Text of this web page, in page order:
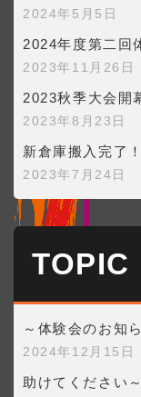
2024年5月5日
2024年度第二回
2023年11月26日
2023秋季大会開
2023年8月23日
新倉庫搬入完了！
2023年7月24日
TOPIC
～体験会のお知
2024年12月15日
助けてください